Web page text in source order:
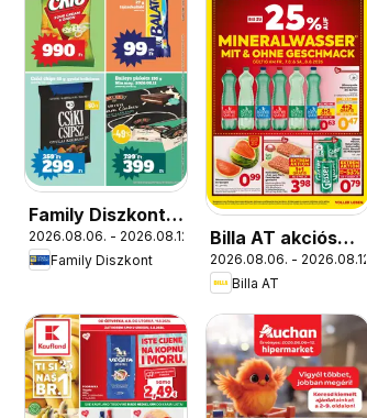
Family Diszkont
akciós újság
2026.08.06. - 2026.08.12.
Family Diszkont
Billa AT akciós
újság
2026.08.06. - 2026.08.12.
Billa AT